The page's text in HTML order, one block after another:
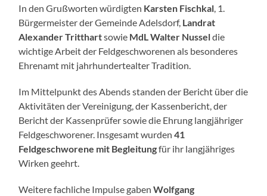
In den Grußworten würdigten Karsten Fischkal, 1.
Bürgermeister der Gemeinde Adelsdorf, Landrat
Alexander Tritthartsowie MdL Walter Nusseldie
wichtige Arbeit der Feldgeschworenen als besonderes
Ehrenamt mit jahrhundertealter Tradition.
Im Mittelpunkt des Abends standen der Bericht über die
Aktivitäten der Vereinigung, der Kassenbericht, der
Bericht der Kassenprüfer sowie die Ehrung langjähriger
Feldgeschworener. Insgesamt wurden41
Feldgeschworene mit Begleitungfür ihr langjähriges
Wirken geehrt.
Weitere fachliche Impulse gabenWolfgang